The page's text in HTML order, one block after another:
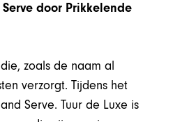
door Prikkelende
zoals de naam al
verzorgt. Tijdens het
Serve. Tuur de Luxe is